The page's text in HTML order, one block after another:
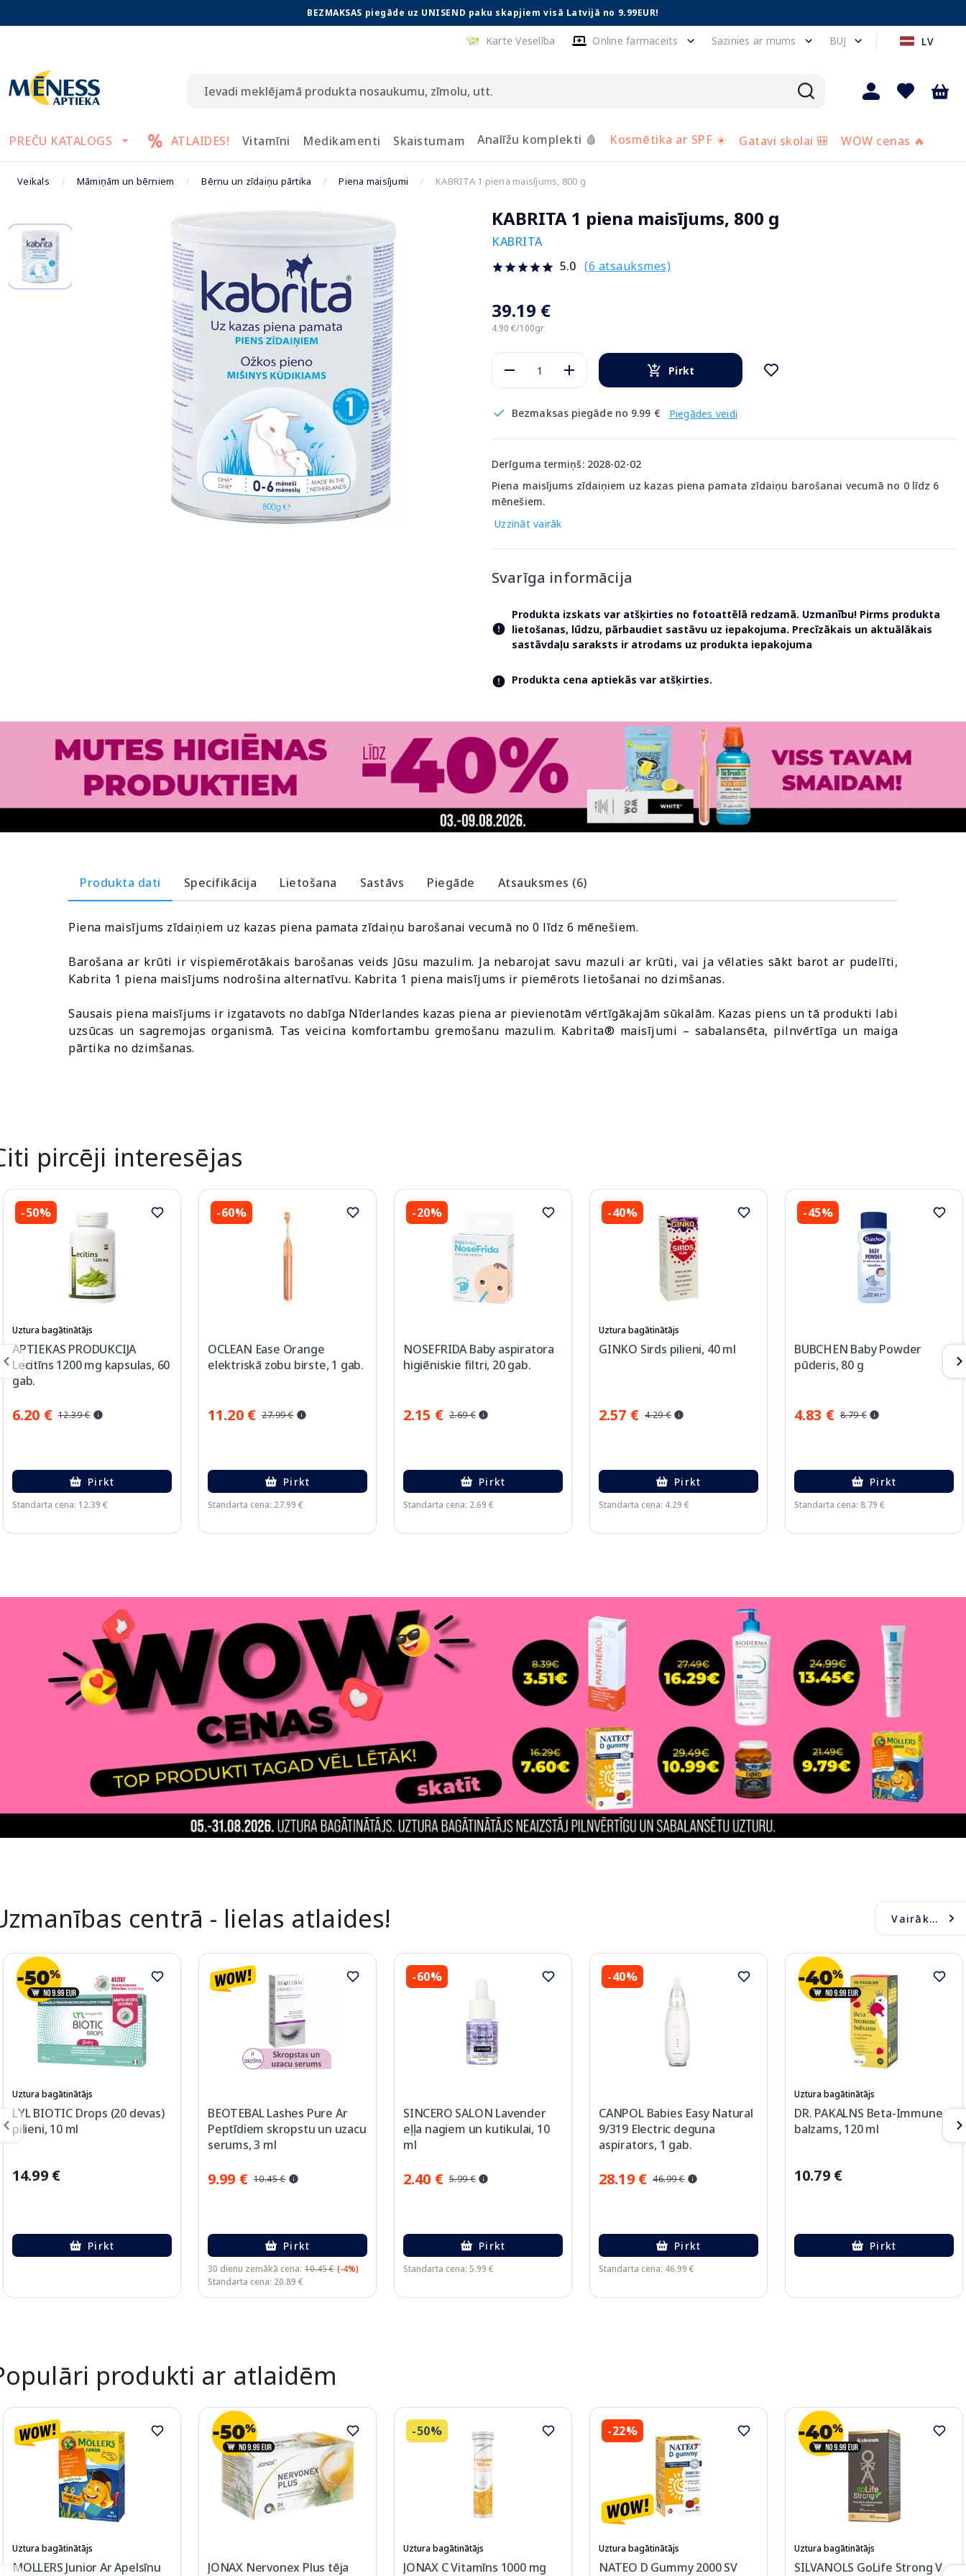
BEZMAKSAS piegāde uz UNISEND paku skapjiem visā Latvijā no 9.99EUR!
Karte Veselība Online farmaceits Sazinies ar mums BUJ LV
PREČU KATALOGS ATLAIDES! Vitamīni Medikamenti Skaistumam Analīžu komplekti 🩸 Kosmētika ar SPF ☀️ Gatavi skolai 🎒 WOW cenas 🔥
Veikals Māmiņām un bērniem Bērnu un zīdaiņu pārtika Piena maisījumi KABRITA 1 piena maisījums, 800 g
KABRITA 1 piena maisījums, 800 g
KABRITA
5.0 (6 atsauksmes)
39.19 €
4.90 €/100gr
Pirkt
Bezmaksas piegāde no 9.99 € Piegādes veidi
Derīguma termiņš: 2028-02-02
Piena maisījums zīdaiņiem uz kazas piena pamata zīdaiņu barošanai vecumā no 0 līdz 6
mēnešiem.
Uzzināt vairāk
Svarīga informācija
Produkta izskats var atšķirties no fotoattēlā redzamā. Uzmanību! Pirms produkta
lietošanas, lūdzu, pārbaudiet sastāvu uz iepakojuma. Precīzākais un aktuālākais
sastāvdaļu saraksts ir atrodams uz produkta iepakojuma
Produkta cena aptiekās var atšķirties.
Produkta dati Specifikācija Lietošana Sastāvs Piegāde Atsauksmes (6)
Piena maisījums zīdaiņiem uz kazas piena pamata zīdaiņu barošanai vecumā no 0 līdz 6 mēnešiem.
Barošana ar krūti ir vispiemērotākais barošanas veids Jūsu mazulim. Ja nebarojat savu mazuli ar krūti, vai ja vēlaties sākt barot ar pudelīti,
Kabrita 1 piena maisījums nodrošina alternatīvu. Kabrita 1 piena maisījums ir piemērots lietošanai no dzimšanas.
Sausais piena maisījums ir izgatavots no dabīga Nīderlandes kazas piena ar pievienotām vērtīgākajām sūkalām. Kazas piens un tā produkti labi
uzsūcas un sagremojas organismā. Tas veicina komfortambu gremošanu mazulim. Kabrita® maisījumi – sabalansēta, pilnvērtīga un maiga
pārtika no dzimšanas.
pircēji interesējas
-50%
Uztura bagātinātājs
APTIEKAS PRODUKCIJA
Lecitīns 1200 mg kapsulas, 60
gab.
6.20 € 12.39 €
Pirkt
Standarta cena: 12.39 €
-60%
OCLEAN Ease Orange
elektriskā zobu birste, 1 gab.
11.20 € 27.99 €
Pirkt
Standarta cena: 27.99 €
-20%
NOSEFRIDA Baby aspiratora
higiēniskie filtri, 20 gab.
2.15 € 2.69 €
Pirkt
Standarta cena: 2.69 €
-40%
Uztura bagātinātājs
GINKO Sirds pilieni, 40 ml
2.57 € 4.29 €
Pirkt
Standarta cena: 4.29 €
-45%
BUBCHEN Baby Powder
pūderis, 80 g
4.83 € 8.79 €
Pirkt
Standarta cena: 8.79 €
centrā - lielas atlaides! Vairāk...
Uztura bagātinātājs
LYL BIOTIC Drops (20 devas)
pilieni, 10 ml
14.99 €
Pirkt
BEOTEBAL Lashes Pure Ar
Peptīdiem skropstu un uzacu
serums, 3 ml
9.99 € 10.45 €
Pirkt
30 dienu zemākā cena: 10.45 € (-4%)
Standarta cena: 20.89 €
-60%
SINCERO SALON Lavender
eļļa nagiem un kutikulai, 10
ml
2.40 € 5.99 €
Pirkt
Standarta cena: 5.99 €
-40%
CANPOL Babies Easy Natural
9/319 Electric deguna
aspirators, 1 gab.
28.19 € 46.99 €
Pirkt
Standarta cena: 46.99 €
Uztura bagātinātājs
DR. PAKALNS Beta-Immune
balzams, 120 ml
10.79 €
Pirkt
produkti ar atlaidēm
Uztura bagātinātājs
MOLLERS Junior Ar Apelsīnu
JONAX Nervonex Plus tēja
-50%
Uztura bagātinātājs
JONAX C Vitamīns 1000 mg
-22%
Uztura bagātinātājs
NATEO D Gummy 2000 SV
Uztura bagātinātājs
SILVANOLS GoLife Strong V